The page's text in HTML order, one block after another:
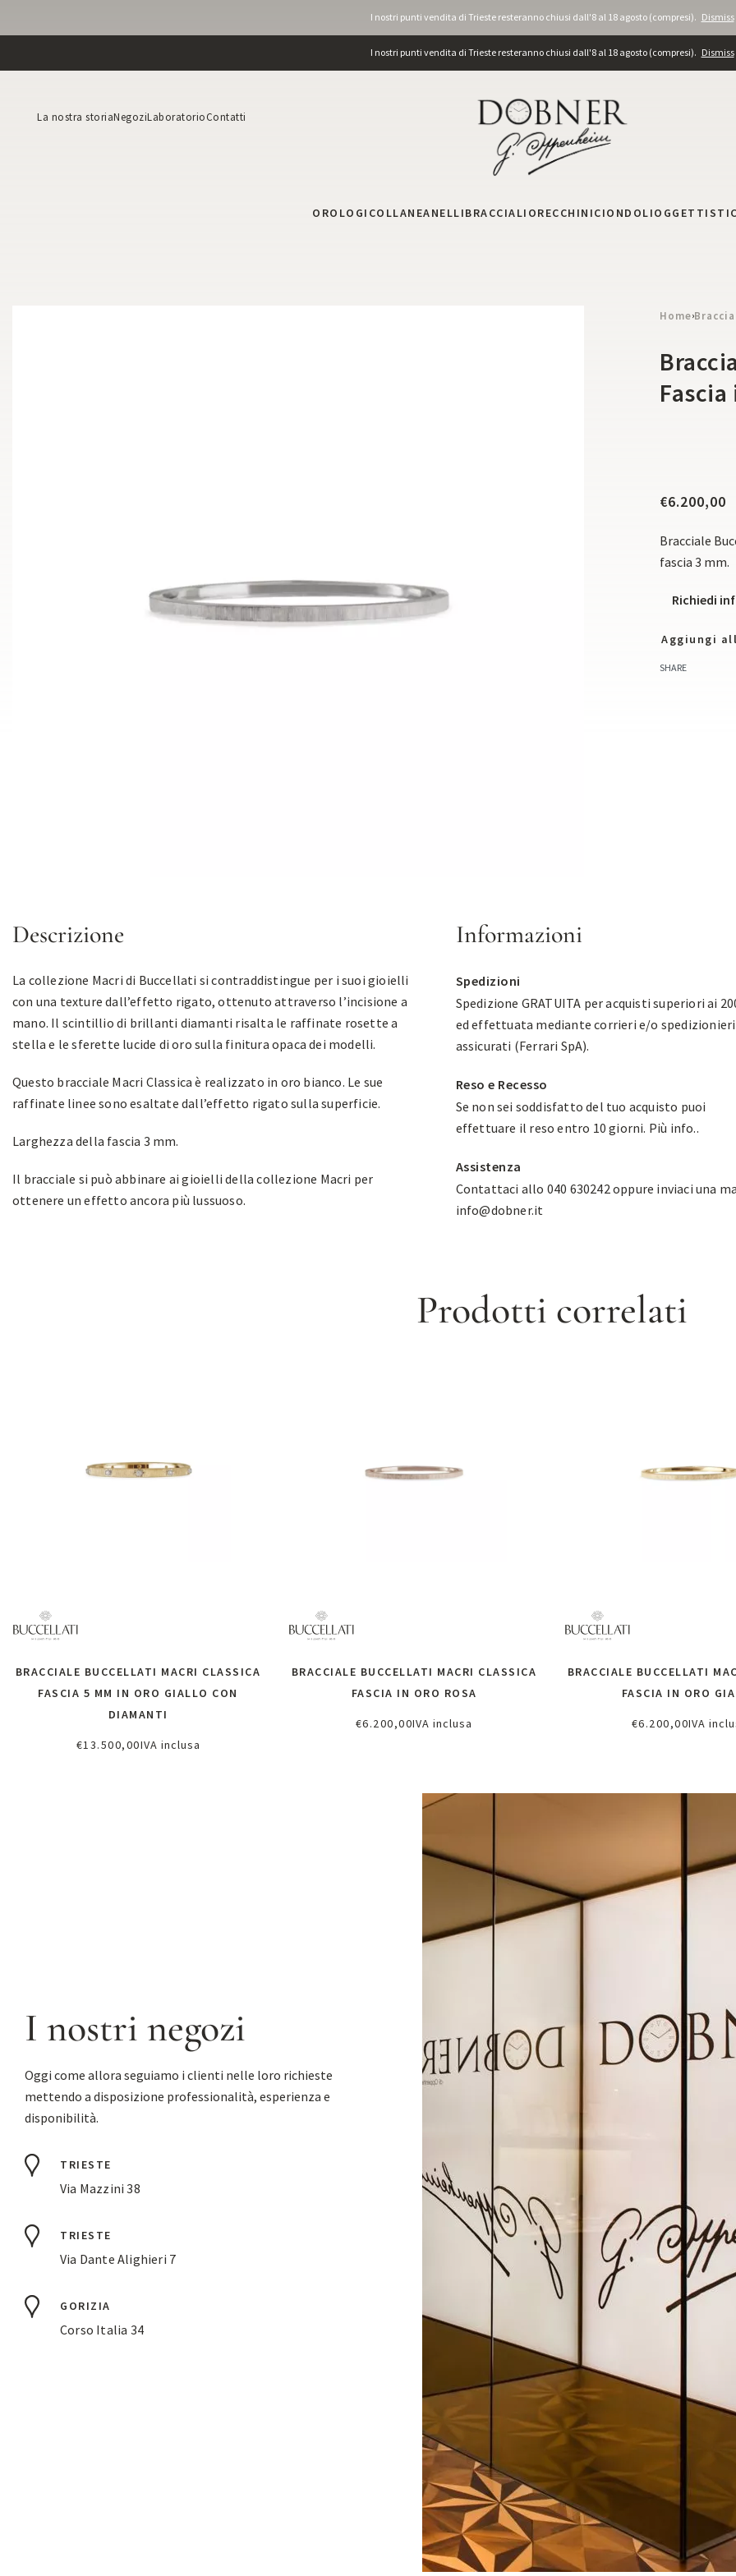
I nostri punti vendita di Trieste resteranno chiusi dall'8 al 18 agosto (compresi). Dismiss
I nostri punti vendita di Trieste resteranno chiusi dall'8 al 18 agosto (compresi). Dismiss
La nostra storiaNegoziLaboratorioContatti
OROLOGI COLLANEANELLIBRACCIALI ORECCHINICIONDOLI
Home›
€6.200,00
Bracciale
fascia 3 mm.
Richiedi
Aggiungi
SHARE
Descrizione
La collezione Macri di Buccellati si contraddistingue per i suoi gioielli
con una texture dall’effetto rigato, ottenuto attraverso l’incisione a
mano. Il scintillio di brillanti diamanti risalta le raffinate rosette a
stella e le sferette lucide di oro sulla finitura opaca dei modelli.
Questo bracciale Macri Classica è realizzato in oro bianco. Le sue
raffinate linee sono esaltate dall’effetto rigato sulla superficie.
Larghezza della fascia 3 mm.
Il bracciale si può abbinare ai gioielli della collezione Macri per
ottenere un effetto ancora più lussuoso.
Informazioni
Spedizioni
Spedizione GRATUITA per acquisti superiori ai
ed effettuata mediante corrieri e/o spedizionieri
assicurati (Ferrari SpA).
Reso e Recesso
Se non sei soddisfatto del tuo acquisto puoi
effettuare il reso entro 10 giorni. Più info..
Assistenza
Contattaci allo 040 630242 oppure inviaci una
info@dobner.it
Prodotti correlati
BRACCIALE BUCCELLATI MACRI CLASSICA
FASCIA 5 MM IN ORO GIALLO CON
DIAMANTI
€13.500,00IVA inclusa
BRACCIALE BUCCELLATI MACRI CLASSICA
FASCIA IN ORO ROSA
€6.200,00IVA inclusa
BRACCIALE BUCCELLATI
FASCIA IN ORO
€6.200,00IVA
I nostri negozi
Oggi come allora seguiamo i clienti nelle loro richieste
mettendo a disposizione professionalità, esperienza e
disponibilità.
TRIESTE
Via Mazzini 38
TRIESTE
Via Dante Alighieri 7
GORIZIA
Corso Italia 34